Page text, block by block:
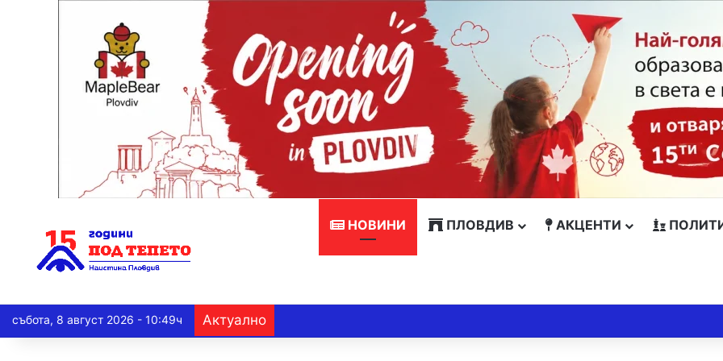
НОВИНИ ПЛОВДИВ АКЦЕНТИ
събота, 8 август 2026 - 10:49ч Актуално